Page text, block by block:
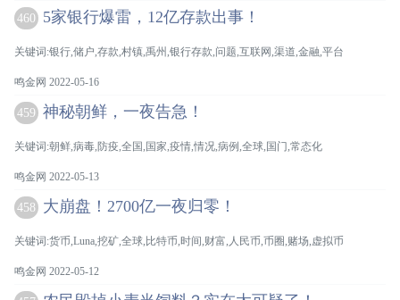
460 5家银行爆雷，12亿存款出事！
关键词:银行,储户,存款,村镇,禹州,银行存款,问题,互联网,渠道,金融,平台
鸣金网 2022-05-16
459 神秘朝鲜，一夜告急！
关键词:朝鲜,病毒,防疫,全国,国家,疫情,情况,病例,全球,国门,常态化
鸣金网 2022-05-13
458 大崩盘！2700亿一夜归零！
关键词:货币,Luna,挖矿,全球,比特币,时间,财富,人民币,币圈,赌场,虚拟币
鸣金网 2022-05-12